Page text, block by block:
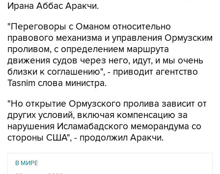
"Переговоры с Оманом относительно
проливом, с определением маршрута
движения судов через него, идут, и мы очень
близки к соглашению", - приводит агентство
Tasnim слова министра.
"Но открытие Ормузского пролива зависит от
нарушения Исламабадского меморандума со
стороны США", - продолжил Аракчи.
В МИРЕ
КСИР отметил, что снятие блокады с Ормуза зависит